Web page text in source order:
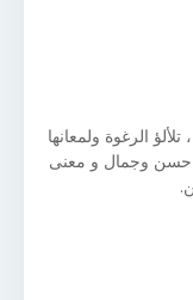
الرغوة ولمعانها
و حسن وجمال و معنى